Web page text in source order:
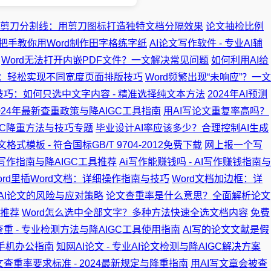
刀分割线：用剪刀图标打造独特文档分隔效果 论文抽检比例
手教你用Word制作田字格练字纸 AI论文写作软件 - 专业AI辅
Word无法打开内嵌PDF文件？一文解决常见问题 如何利用AI给
轻松实现不同宽度页面排版技巧 Word频繁出现“未响应”？一文
巧：如何只选中文字内容 - 精准选择纯文本方法 2024年AI预测
年最新查重政策与降AIGC工具指南 用AI写论文重复率高吗？
降重方法与技巧专题 毕业设计AI率应该多少？合理控制AI生成
格式模板 - 符合国标GB/T 9704-2012免费下载 网上报一个写
作指南与降AIGC工具推荐 Ai写作能赚钱吗 - AI写作赚钱指南与
里插Word文档：详细操作指南与技巧 Word文档加边框：详
论文的风险与应对策略 论文查重率是什么意思？全面解析论文
荐 Word怎么选中全部文字？多种方法快速全选文档内容 免费
- 专业检测方法与降AIGC工具使用指南 AI写的论文文献是假
机办公指南 知网AI论文 - 专业AI论文检测与降AIGC解决方案
查重率要求标准 - 2024最新规定与降重指南 用AI写文章会被查